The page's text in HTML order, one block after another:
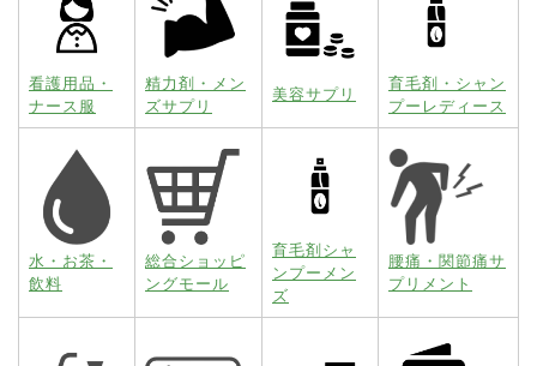
看護用品・
ナース服
精力剤・メン
ズサプリ
美容サプリ
育毛剤・シャン
プーレディース
水・お茶・
飲料
総合ショッピ
ングモール
育毛剤シャ
ンプーメン
ズ
腰痛・関節痛サ
プリメント